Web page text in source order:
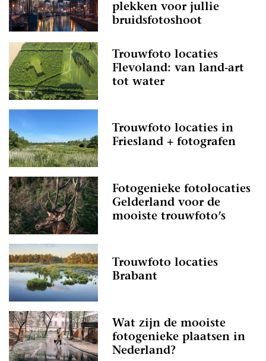
plekken voor jullie
bruidsfotoshoot
Trouwfoto locaties
Flevoland: van land-art
tot water
Trouwfoto locaties in
Friesland + fotografen
Fotogenieke fotolocaties
Gelderland voor de
mooiste trouwfoto’s
Trouwfoto locaties
Brabant
Wat zijn de mooiste
fotogenieke plaatsen in
Nederland?